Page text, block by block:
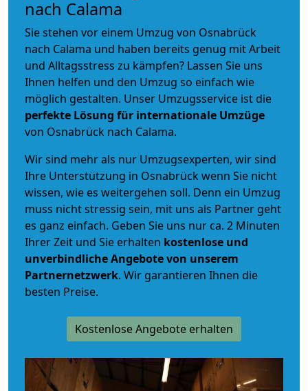
nach Calama
Sie stehen vor einem Umzug von Osnabrück
nach Calama und haben bereits genug mit Arbeit
und Alltagsstress zu kämpfen? Lassen Sie uns
Ihnen helfen und den Umzug so einfach wie
möglich gestalten. Unser Umzugsservice ist die
perfekte Lösung für internationale Umzüge
von Osnabrück nach Calama.
Wir sind mehr als nur Umzugsexperten, wir sind
Ihre Unterstützung in Osnabrück wenn Sie nicht
wissen, wie es weitergehen soll. Denn ein Umzug
muss nicht stressig sein, mit uns als Partner geht
es ganz einfach. Geben Sie uns nur ca. 2 Minuten
Ihrer Zeit und Sie erhalten kostenlose und
unverbindlicheAngebote von unserem
Partnernetzwerk. Wir garantieren Ihnen die
besten Preise.
Kostenlose Angebote erhalten